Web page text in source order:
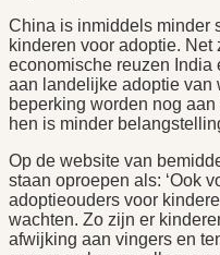
China is inmiddels minder
kinderen voor adoptie.
economische reuzen India
aan landelijke adoptie van
beperking worden nog
hen is minder
Op de website van
staan oproepen als: ‘Ook
adoptieouders voor
wachten. Zo zijn er
afwijking aan vingers en